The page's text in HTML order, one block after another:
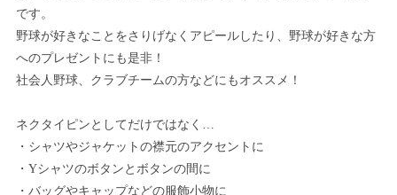
です。
野球が好きなことをさりげなくアピールしたり、野球が好きな方
へのプレゼントにも是非！
社会人野球、クラブチームの方などにもオススメ！
ネクタイピンとしてだけではなく…
・シャツやジャケットの襟元のアクセントに
・Yシャツのボタンとボタンの間に
・バッグやキャップなどの服飾小物に